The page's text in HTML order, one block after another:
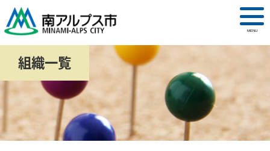
MENU
組織一覧